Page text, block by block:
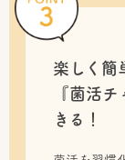
楽しく簡
『菌活
きる！